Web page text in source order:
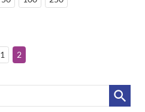
1 2